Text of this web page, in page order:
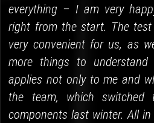
everything – I am very
right from the start. The
very convenient for us, as
more things to
applies not only to me and
the team, which switched
components last winter. All